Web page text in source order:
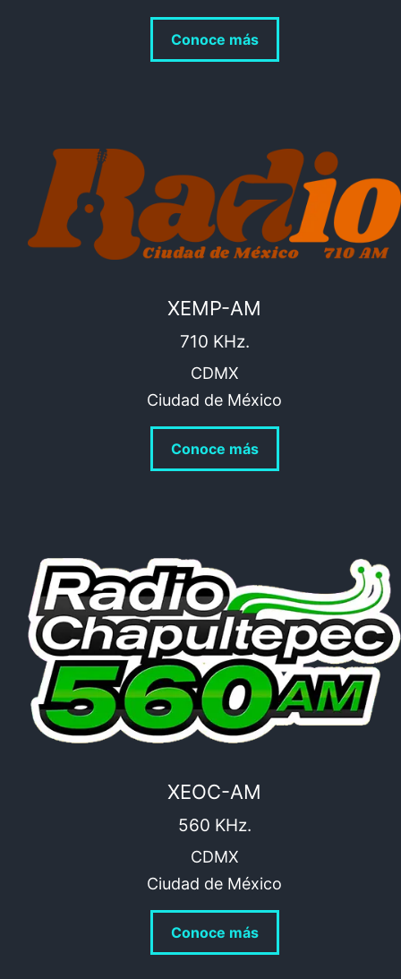
Conoce más
XEMP-AM
710 KHz.
CDMX
Ciudad de México
Conoce más
XEOC-AM
560 KHz.
CDMX
Ciudad de México
Conoce más